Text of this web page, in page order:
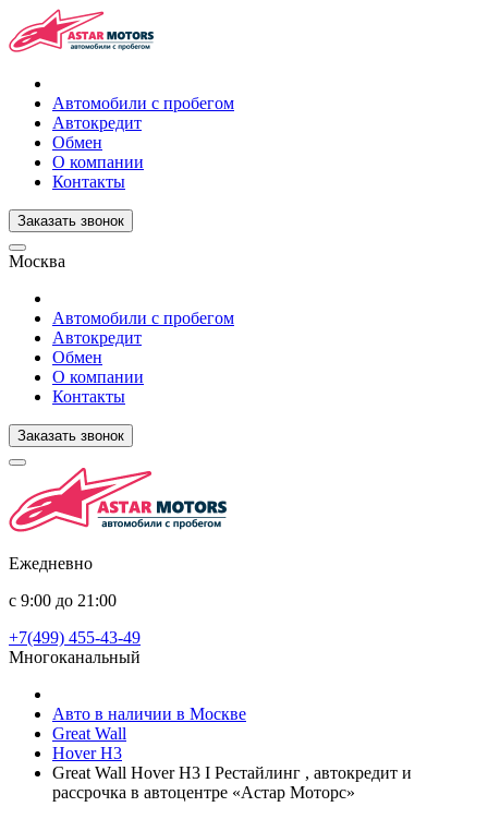
Автомобили с пробегом
Автокредит
Обмен
О компании
Контакты
Заказать звонок
Москва
Автомобили с пробегом
Автокредит
Обмен
О компании
Контакты
Заказать звонок
Ежедневно
с 9:00 до 21:00
+7(499) 455-43-49
Многоканальный
Авто в наличии в Москве
Great Wall
Hover H3
Great Wall Hover H3 I Рестайлинг , автокредит и
рассрочка в автоцентре «Астар Моторс»